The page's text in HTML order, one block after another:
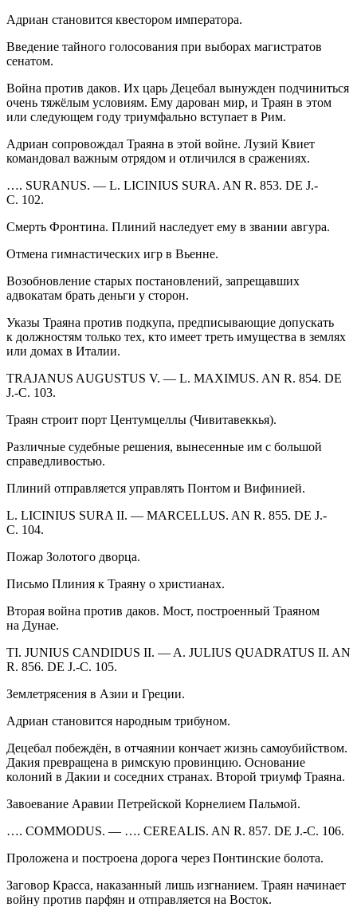
Адриан становится квестором императора.
Введение тайного голосования при выборах магистратов
сенатом.
Война против даков. Их царь Децебал вынужден подчиниться
очень тяжёлым условиям. Ему дарован мир, и Траян в этом
или следующем году триумфально вступает в Рим.
Адриан сопровождал Траяна в этой войне. Лузий Квиет
командовал важным отрядом и отличился в сражениях.
…. SURANUS. — L. LICINIUS SURA. AN R. 853. DE J.-
C. 102.
Смерть Фронтина. Плиний наследует ему в звании авгура.
Отмена гимнастических игр в Вьенне.
Возобновление старых постановлений, запрещавших
адвокатам брать деньги у сторон.
Указы Траяна против подкупа, предписывающие допускать
к должностям только тех, кто имеет треть имущества в землях
или домах в Италии.
TRAJANUS AUGUSTUS V. — L. MAXIMUS. AN R. 854. DE
J.-C. 103.
Траян строит порт Центумцеллы (Чивитавеккья).
Различные судебные решения, вынесенные им с большой
справедливостью.
Плиний отправляется управлять Понтом и Вифинией.
L. LICINIUS SURA II. — MARCELLUS. AN R. 855. DE J.-
C. 104.
Пожар Золотого дворца.
Письмо Плиния к Траяну о христианах.
Вторая война против даков. Мост, построенный Траяном
на Дунае.
TI. JUNIUS CANDIDUS II. — A. JULIUS QUADRATUS II. AN
R. 856. DE J.-C. 105.
Землетрясения в Азии и Греции.
Адриан становится народным трибуном.
Децебал побеждён, в отчаянии кончает жизнь самоубийством.
Дакия превращена в римскую провинцию. Основание
колоний в Дакии и соседних странах. Второй триумф Траяна.
Завоевание Аравии Петрейской Корнелием Пальмой.
…. COMMODUS. — …. CEREALIS. AN R. 857. DE J.-C. 106.
Проложена и построена дорога через Понтинские болота.
Заговор Красса, наказанный лишь изгнанием. Траян начинает
войну против парфян и отправляется на Восток.